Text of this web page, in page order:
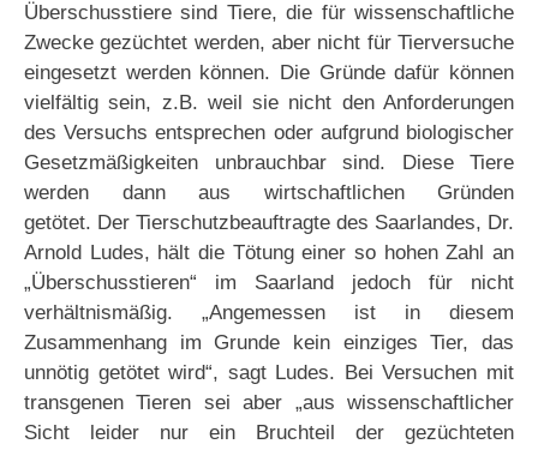
Überschusstiere sind Tiere, die für wissenschaftliche
Zwecke gezüchtet werden, aber nicht für Tierversuche
eingesetzt werden können. Die Gründe dafür können
vielfältig sein, z.B. weil sie nicht den Anforderungen
des Versuchs entsprechen oder aufgrund biologischer
Gesetzmäßigkeiten unbrauchbar sind. Diese Tiere
werden dann aus wirtschaftlichen Gründen
getötet. Der Tierschutzbeauftragte des Saarlandes, Dr.
Arnold Ludes, hält die Tötung einer so hohen Zahl an
„Überschusstieren“ im Saarland jedoch für nicht
verhältnismäßig. „Angemessen ist in diesem
Zusammenhang im Grunde kein einziges Tier, das
unnötig getötet wird“, sagt Ludes. Bei Versuchen mit
transgenen Tieren sei aber „aus wissenschaftlicher
Sicht leider nur ein Bruchteil der gezüchteten